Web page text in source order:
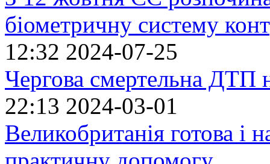
біометричну систему
12:32 2024-07-25
Чергова смертельна ДТП
22:13 2024-03-01
Великобританія готова і